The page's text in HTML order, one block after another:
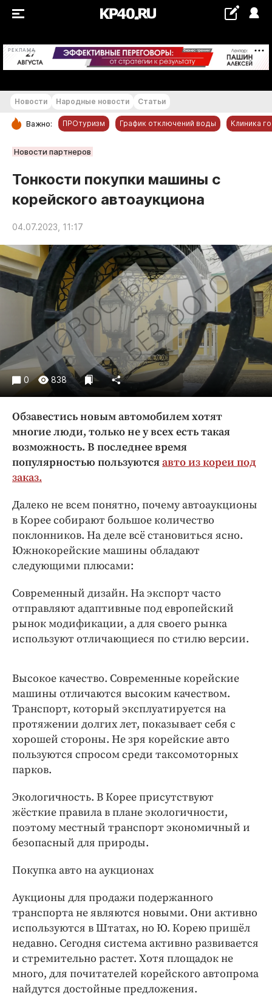
РЕКЛАМА +30 °С
РУБРИКИ
Новости компаний
Статьи
Народные новости
Авто и транспорт
Благоустройство
Криминал
Культура
Недвижимость и ЖКХ
Образование
Общество
Погода
Праздники
Спорт
Экономика и бизнес
ПРОЕКТЫ
Издания
Медиаперсона
Интересное чтиво
Клиника года
Работодатель года
Новости Народные новости Статьи
Важно: ПРОтуризм График отключений воды Клиника
Новости партнеров
Тонкости покупки машины с
корейского автоаукциона
04.07.2023, 11:17
0 838
Обзавестись новым автомобилем хотят
многие люди, только не у всех есть такая
возможность. В последнее время
популярностью пользуютсяавто из кореи под
заказ.
Далеко не всем понятно, почему автоаукционы
в Корее собирают большое количество
поклонников. На деле всё становиться ясно.
Южнокорейские машины обладают
следующими плюсами:
Современный дизайн. На экспорт часто
отправляют адаптивные под европейский
рынок модификации, а для своего рынка
используют отличающиеся по стилю версии.
Высокое качество. Современные корейские
машины отличаются высоким качеством.
Транспорт, который эксплуатируется на
протяжении долгих лет, показывает себя с
хорошей стороны. Не зря корейские авто
пользуются спросом среди таксомоторных
парков.
Экологичность. В Корее присутствуют
жёсткие правила в плане экологичности,
поэтому местный транспорт экономичный и
безопасный для природы.
Покупка авто на аукционах
Аукционы для продажи подержанного
транспорта не являются новыми. Они активно
используются в Штатах, но Ю. Корею пришёл
недавно. Сегодня система активно развивается
и стремительно растет. Хотя площадок не
много, для почитателей корейского автопрома
найдутся достойные предложения.